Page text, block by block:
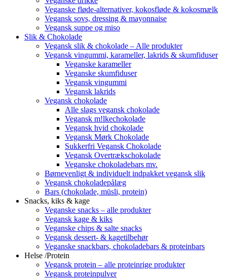
Veganske fløde-alternativer, kokosfløde & kokosmælk
Vegansk sovs, dressing & mayonnaise
Vegansk suppe og miso
Slik & Chokolade
Vegansk slik & chokolade – Alle produkter
Vegansk vingummi, karameller, lakrids & skumfiduser
Veganske karameller
Veganske skumfiduser
Vegansk vingummi
Vegansk lakrids
Vegansk chokolade
Alle slags vegansk chokolade
Vegansk m!lkechokolade
Vegansk hvid chokolade
Vegansk Mørk Chokolade
Sukkerfri Vegansk Chokolade
Vegansk Overtrækschokolade
Veganske chokoladebars mv.
Børnevenligt & individuelt indpakket vegansk slik
Vegansk chokoladepålæg
Bars (chokolade, müsli, protein)
Snacks, kiks & kage
Veganske snacks – alle produkter
Vegansk kage & kiks
Veganske chips & salte snacks
Vegansk dessert- & kagetilbehør
Veganske snackbars, chokoladebars & proteinbars
Helse /Protein
Vegansk protein – alle proteinrige produkter
Vegansk proteinpulver